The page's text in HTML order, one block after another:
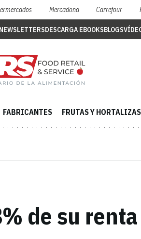
Mercadona Carrefour
DESCARGA EBOOKSBLOGS
FABRICANTES FRUTAS Y HORTALIZAS
de su renta